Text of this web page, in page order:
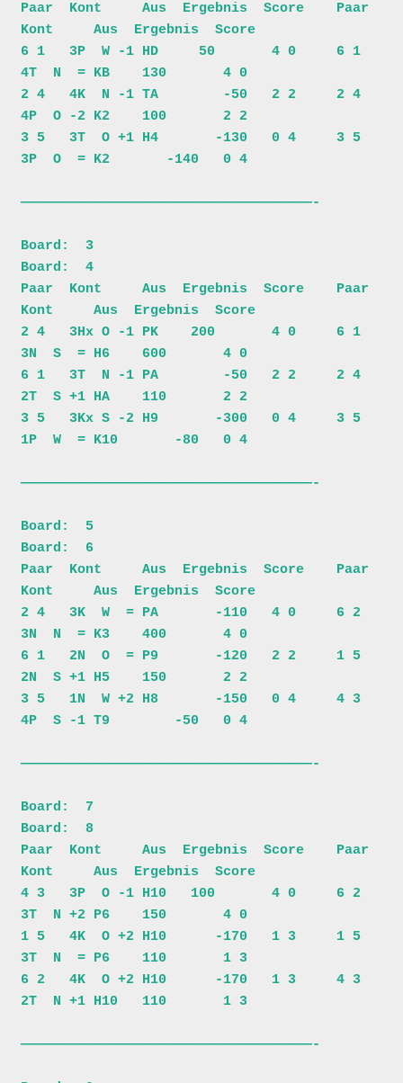
Paar  Kont     Aus  Ergebnis  Score    Paar
Kont     Aus  Ergebnis  Score
6 1   3P  W -1 HD     50       4 0     6 1
4T  N  = KB    130       4 0
2 4   4K  N -1 TA        -50   2 2     2 4
4P  O -2 K2    100       2 2
3 5   3T  O +1 H4       -130   0 4     3 5
3P  O  = K2       -140   0 4
————————————————————————————————————-
Board:  3
Board:  4
Paar  Kont     Aus  Ergebnis  Score    Paar
Kont     Aus  Ergebnis  Score
2 4   3Hx O -1 PK    200       4 0     6 1
3N  S  = H6    600       4 0
6 1   3T  N -1 PA        -50   2 2     2 4
2T  S +1 HA    110       2 2
3 5   3Kx S -2 H9       -300   0 4     3 5
1P  W  = K10       -80   0 4
————————————————————————————————————-
Board:  5
Board:  6
Paar  Kont     Aus  Ergebnis  Score    Paar
Kont     Aus  Ergebnis  Score
2 4   3K  W  = PA       -110   4 0     6 2
3N  N  = K3    400       4 0
6 1   2N  O  = P9       -120   2 2     1 5
2N  S +1 H5    150       2 2
3 5   1N  W +2 H8       -150   0 4     4 3
4P  S -1 T9        -50   0 4
————————————————————————————————————-
Board:  7
Board:  8
Paar  Kont     Aus  Ergebnis  Score    Paar
Kont     Aus  Ergebnis  Score
4 3   3P  O -1 H10   100       4 0     6 2
3T  N +2 P6    150       4 0
1 5   4K  O +2 H10      -170   1 3     1 5
3T  N  = P6    110       1 3
6 2   4K  O +2 H10      -170   1 3     4 3
2T  N +1 H10   110       1 3
————————————————————————————————————-